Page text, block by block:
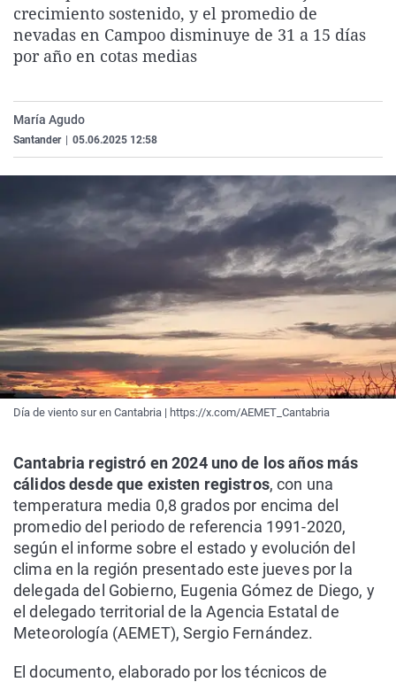
La rosa de los vientos
Gente viajera
Caso
Retornados
Operación Viuda
Extremadura
Galicia
Navarra
Virales
Televisión
crecimiento sostenido, y el promedio de
nevadas en Campoo disminuye de 31 a 15 días
por año en cotas medias
María Agudo
Santander 05.06.2025 12:58
Día de viento sur en Cantabria | https://x.com/AEMET_Cantabria
Cantabria registró en 2024 uno de los años más
cálidos desde que existen registros, con una
temperatura media 0,8 grados por encima del
promedio del periodo de referencia 1991-2020,
según el informe sobre el estado y evolución del
clima en la región presentado este jueves por la
delegada del Gobierno, Eugenia Gómez de Diego, y
el delegado territorial de la Agencia Estatal de
Meteorología (AEMET), Sergio Fernández.
El documento, elaborado por los técnicos de